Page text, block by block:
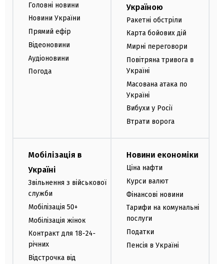
Головні новини
Новини України
Прямий ефір
Відеоновини
Аудіоновини
Погода
Україною
Ракетні обстріли
Карта бойових дій
Мирні переговори
Повітряна тривога в
Україні
Масована атака по
Україні
Вибухи у Росії
Втрати ворога
Мобілізація в
Україні
Звільнення з військової
служби
Мобілізація 50+
Мобілізація жінок
Контракт для 18-24-
річних
Відстрочка від
Новини економіки
Ціна нафти
Курси валют
Фінансові новини
Тарифи на комунальні
послуги
Податки
Пенсія в Україні